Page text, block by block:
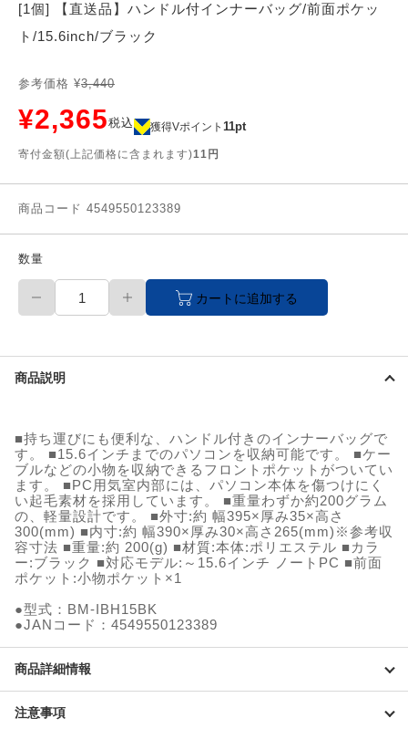
[1個] 【直送品】ハンドル付インナーバッグ/前面ポケッ
ト/15.6inch/ブラック
参考価格 ¥3,440
¥2,365税込 獲得Vポイント 11pt
寄付金額(上記価格に含まれます)11円
商品コード 4549550123389
数量
【直
品】
ド
ル
ン
ナ
ー
バ
ッ
グ/
前
面
ポ
ケ
ト/15.6inch/
ブ
ラ
ッ
ク
個
カートに追加する
商品説明
■持ち運びにも便利な、ハンドル付きのインナーバッグで
す。 ■15.6インチまでのパソコンを収納可能です。 ■ケー
ブルなどの小物を収納できるフロントポケットがついてい
ます。 ■PC用気室内部には、パソコン本体を傷つけにく
い起毛素材を採用しています。 ■重量わずか約200グラム
の、軽量設計です。 ■外寸:約 幅395×厚み35×高さ
300(mm) ■内寸:約 幅390×厚み30×高さ265(mm)※参考収
容寸法 ■重量:約 200(g) ■材質:本体:ポリエステル ■カラ
ー:ブラック ■対応モデル:～15.6インチ ノートPC ■前面
ポケット:小物ポケット×1
●型式：BM-IBH15BK
●JANコード：4549550123389
商品詳細情報
注意事項